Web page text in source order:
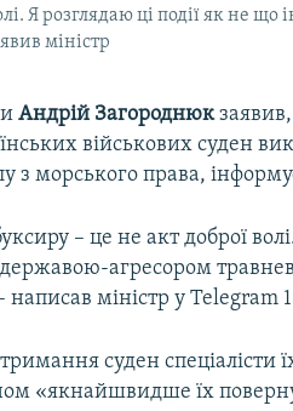
Я розглядаю ці події як не
міністр
Андрій Загороднюк
військових суден
з морського права,
– це не акт доброї
агресором
міністр у Telegram
суден спеціалісти
«якнайшвидше їх